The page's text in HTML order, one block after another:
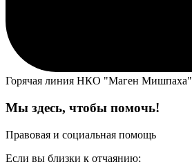
Горячая линия НКО "Маген Мишпаха"
Мы здесь, чтобы помочь!
Правовая и социальная помощь
Если вы близки к отчаянию;​